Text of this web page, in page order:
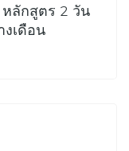
หลักสูตร 2 วัน
งเดือน